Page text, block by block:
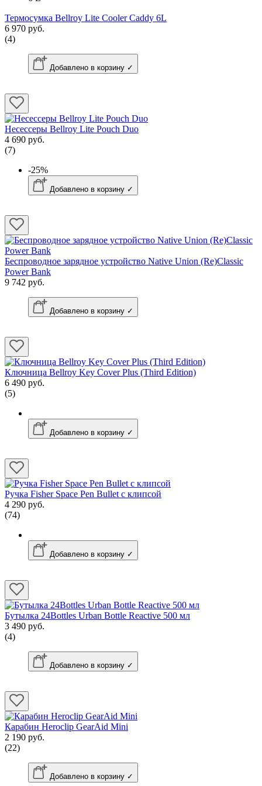
Термосумка Bellroy Lite Cooler Caddy 6L
6 970 руб.
(4)
Добавлено в корзину ✓
Несессеры Bellroy Lite Pouch Duo
4 690 руб.
(7)
-25%
Добавлено в корзину ✓
Беспроводное зарядное устройство Native Union (Re)Classic
Power Bank
9 742 руб.
Добавлено в корзину ✓
Ключница Bellroy Key Cover Plus (Third Edition)
6 490 руб.
(5)
Добавлено в корзину ✓
Ручка Fisher Space Pen Bullet с клипсой
4 290 руб.
(74)
Добавлено в корзину ✓
Бутылка 24Bottles Urban Bottle Reactive 500 мл
3 490 руб.
(4)
Добавлено в корзину ✓
Карабин Heroclip GearAid Mini
2 190 руб.
(22)
Добавлено в корзину ✓